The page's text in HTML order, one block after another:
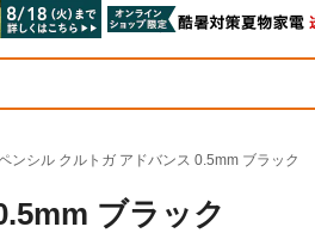
ンシル クルトガ アドバンス 0.5mm ブラック
ブラック